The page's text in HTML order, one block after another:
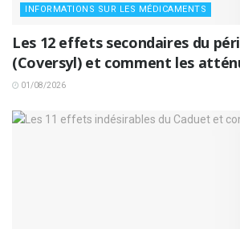
INFORMATIONS SUR LES MÉDICAMENTS
Les 12 effets secondaires du
(Coversyl) et comment les
01/08/2026